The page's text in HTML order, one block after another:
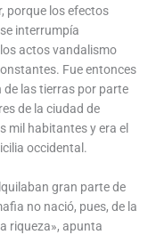
porque los efectos
interrumpía
actos vandalismo
Fue entonces
de las tierras por parte
de la ciudad de
mil habitantes y era el
occidental.
gran parte de
no nació, pues, de la
riqueza», apunta